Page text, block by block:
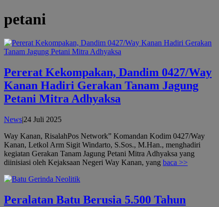
petani
Pererat Kekompakan, Dandim 0427/Way
Kanan Hadiri Gerakan Tanam Jagung
Petani Mitra Adhyaksa
News|24 Juli 2025oleh
Way Kanan, RisalahPos Network” Komandan Kodim 0427/Way
Kanan, Letkol Arm Sigit Windarto, S.Sos., M.Han., menghadiri
kegiatan Gerakan Tanam Jagung Petani Mitra Adhyaksa yang
diinisiasi oleh Kejaksaan Negeri Way Kanan, yang baca >>
Peralatan Batu Berusia 5.500 Tahun